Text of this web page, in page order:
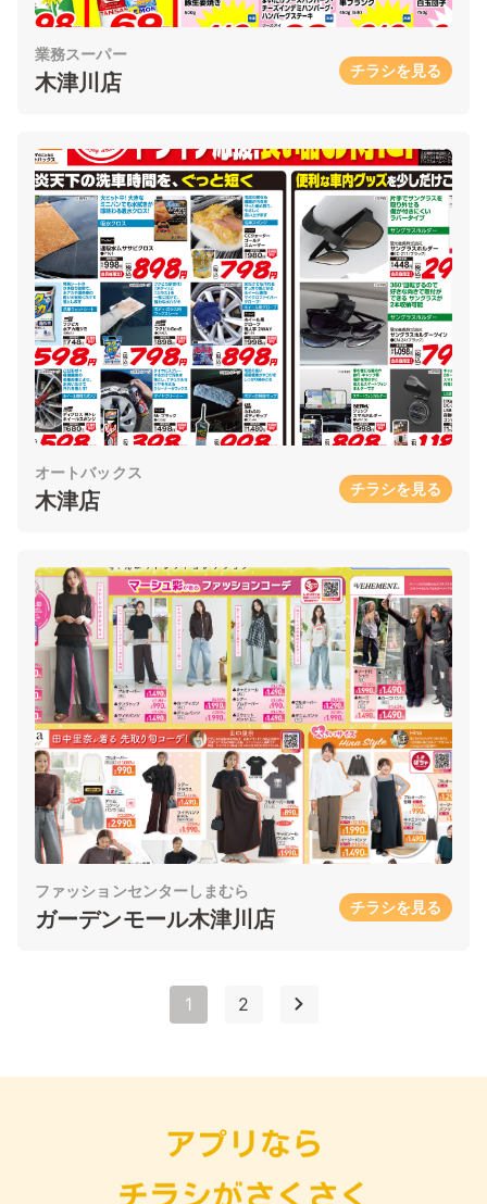
業務スーパー
木津川店 チラシを見る
オートバックス
木津店 チラシを見る
ファッションセンターしまむら
ガーデンモール木津川店 チラシを見る
1 2